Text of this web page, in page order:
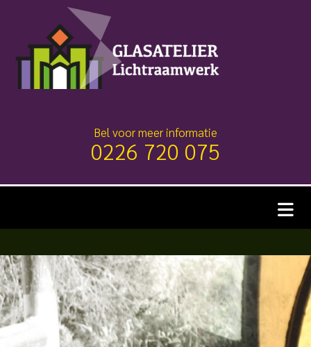
Bel voor meer informatie
0226 720 075